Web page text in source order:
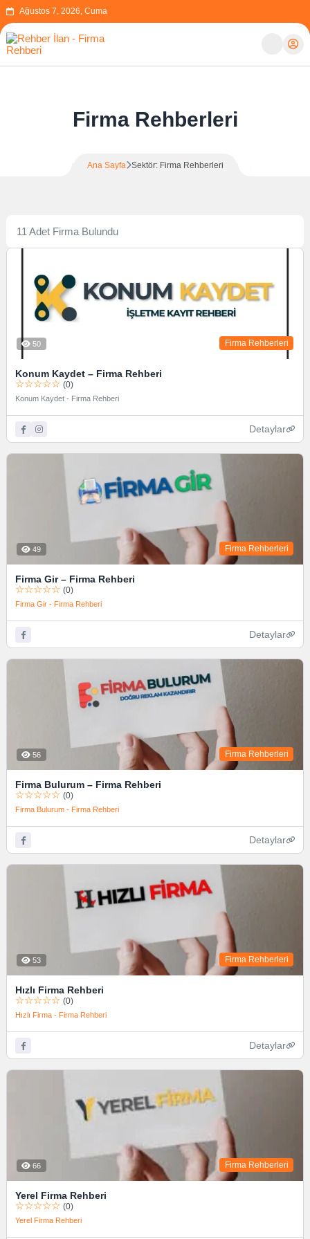
Ağustos 7, 2026, Cuma
Firma Rehberleri
Ana Sayfa Sektör: Firma Rehberleri
11 Adet Firma Bulundu
Firma Rehberleri
50
Konum Kaydet – Firma Rehberi
☆☆☆☆☆(0)
Konum Kaydet - Firma Rehberi
Detaylar
Firma Rehberleri
49
Firma Gir – Firma Rehberi
☆☆☆☆☆(0)
Firma Gir - Firma Rehberi
Detaylar
Firma Rehberleri
56
Firma Bulurum – Firma Rehberi
☆☆☆☆☆(0)
Firma Bulurum - Firma Rehberi
Detaylar
Firma Rehberleri
53
Hızlı Firma Rehberi
☆☆☆☆☆(0)
Hızlı Firma - Firma Rehberi
Detaylar
Firma Rehberleri
66
Yerel Firma Rehberi
☆☆☆☆☆(0)
Yerel Firma Rehberi